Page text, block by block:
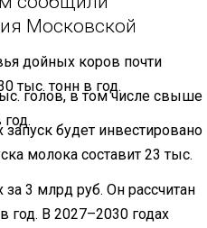
Московской
дойных коров почти
тыс. тонн в год.
голов, в том числе свыше
будет инвестировано
молока составит 23 тыс.
3 млрд руб. Он рассчитан
год. В 2027–2030 годах